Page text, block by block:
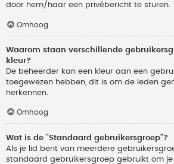
door hem/haar een privébericht te sturen.
Omhoog
Waarom staan verschillende
kleur?
De beheerder kan een kleur aan een
toegewezen hebben, dit is om de leden
herkennen.
Omhoog
Wat is de "Standaard gebruikersgroep"?
Als je lid bent van meerdere
standaard gebruikersgroep gebruikt om